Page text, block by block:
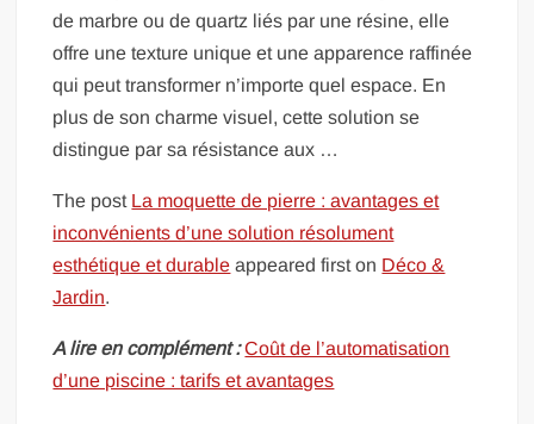
de marbre ou de quartz liés par une résine, elle
offre une texture unique et une apparence raffinée
qui peut transformer n’importe quel espace. En
plus de son charme visuel, cette solution se
distingue par sa résistance aux …
The post La moquette de pierre : avantages et
inconvénients d’une solution résolument
esthétique et durable appeared first on Déco &
Jardin.
A lire en complément : Coût de l’automatisation
d’une piscine : tarifs et avantages